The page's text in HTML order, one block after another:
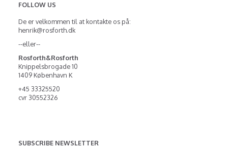
FOLLOW US
De er velkommen til at kontakte os på:
henrik@rosforth.dk
--eller--
Rosforth&Rosforth
Knippelsbrogade 10
1409 København K
+45 33325520
cvr 30552326
SUBSCRIBE NEWSLETTER